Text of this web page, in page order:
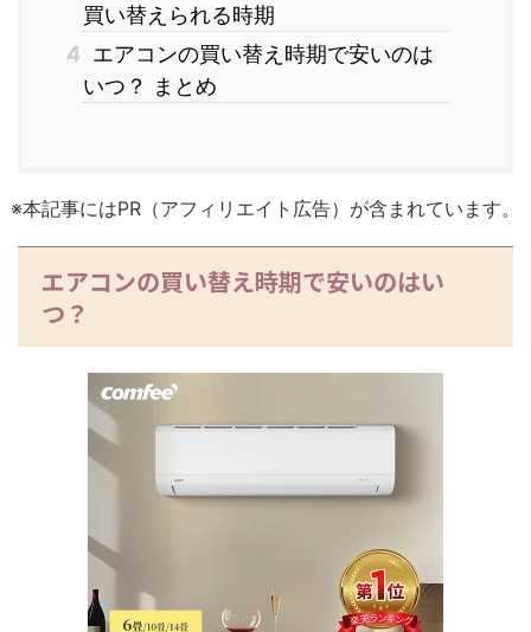
買い替えられる時期
4 エアコンの買い替え時期で安いのは
いつ？ まとめ
※本記事にはPR（アフィリエイト広告）が含まれています。
エアコンの買い替え時期で安いのはい
つ？